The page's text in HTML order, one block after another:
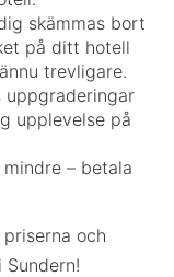
skämmas bort
på ditt hotell
trevligare.
uppgraderingar
upplevelse på
– betala
och